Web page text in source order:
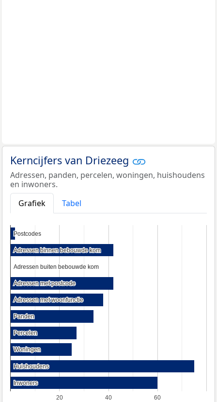
Kerncijfers van Driezeeg
Adressen, panden, percelen, woningen, huishoudens
en inwoners.
Grafiek
Tabel
20 40 60
Postcodes
Postcodes
Adressen binnen bebouwde kom
Adressen binnen bebouwde kom
Adressen buiten bebouwde kom
Adressen buiten bebouwde kom
Adressen met postcode
Adressen met postcode
Adressen met woonfunctie
Adressen met woonfunctie
Panden
Panden
Percelen
Percelen
Woningen
Woningen
Huishoudens
Huishoudens
Inwoners
Inwoners